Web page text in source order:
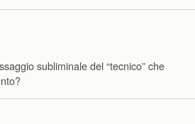
subliminale del “tecnico” che